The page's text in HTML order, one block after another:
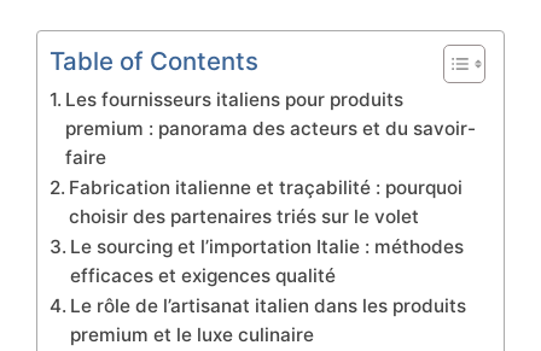
Table of Contents
Les fournisseurs italiens pour produits
premium : panorama des acteurs et du savoir-
faire
Fabrication italienne et traçabilité : pourquoi
choisir des partenaires triés sur le volet
Le sourcing et l’importation Italie : méthodes
efficaces et exigences qualité
Le rôle de l’artisanat italien dans les produits
premium et le luxe culinaire